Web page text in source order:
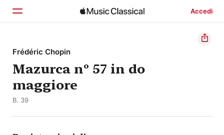
Accedi
Home
Scopri
Cerca
Frédéric Chopin
Mazurca nº 57 in do
maggiore
B. 39